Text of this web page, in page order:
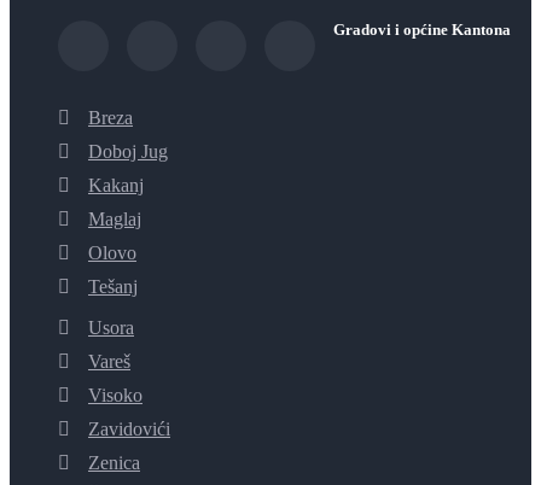
Gradovi i općine Kantona
Breza
Doboj Jug
Kakanj
Maglaj
Olovo
Tešanj
Usora
Vareš
Visoko
Zavidovići
Zenica